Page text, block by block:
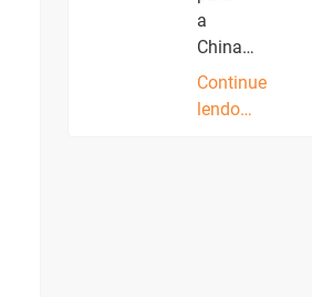
a
China…
Continue
lendo…